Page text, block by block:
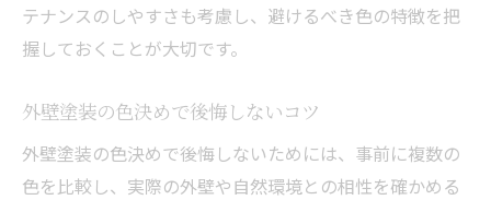
テナンスのしやすさも考慮し、避けるべき色の特徴を把
握しておくことが大切です。
外壁塗装の色決めで後悔しないコツ
外壁塗装の色決めで後悔しないためには、事前に複数の
色を比較し、実際の外壁や自然環境との相性を確かめる